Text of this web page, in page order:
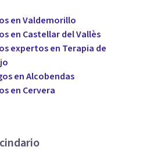
en Valdemorillo
en Castellar del Vallès
expertos en Terapia de
en Alcobendas
en Cervera